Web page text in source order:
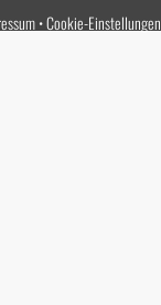
Cookie-Einstellungen